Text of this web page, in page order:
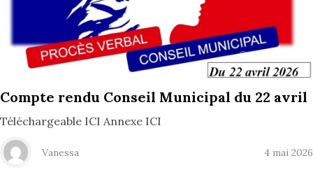
04, Mai
Compte rendu Conseil Municipal du 22 avril
Téléchargeable ICI Annexe ICI
Vanessa 4 mai 2026